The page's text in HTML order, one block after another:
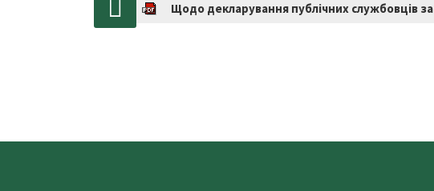
Щодо декларування публічних службовців за